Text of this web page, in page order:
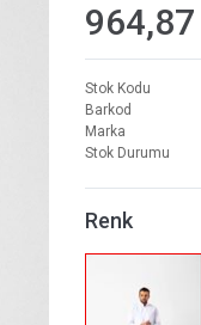
Stok Kodu
Barkod
Marka
Stok Durumu
Renk